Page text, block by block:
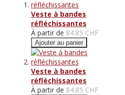
Veste à bandes
réfléchissantes
À partir de 84.85 CHF
Ajouter au panier
Veste à bandes
réfléchissantes
À partir de 84.85 CHF